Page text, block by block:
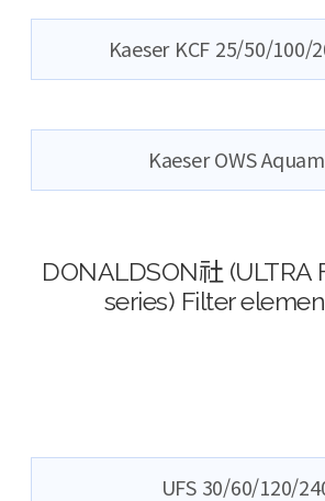
Kaeser KCF 25/50/100/
Kaeser OWS
DONALDSON社 (ULTRA
series) Filter
UFS 30/60/120/